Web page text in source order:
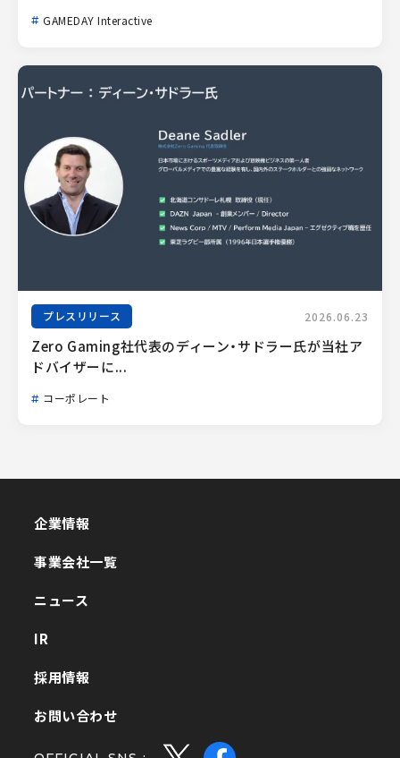
GAMEDAY Interactive
プレスリリース 2026.06.23
Zero Gaming社代表のディーン・サドラー氏が当社ア
ドバイザーに...
コーポレート
企業情報
事業会社一覧
ニュース
IR
採用情報
お問い合わせ